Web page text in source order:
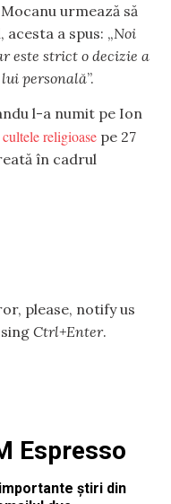
urmează să
a spus: „Noi
este strict o decizie a
personală”.
l-a numit pe Ion
religioase pe 27
în cadrul
please, notify us
Ctrl+Enter.
Espresso
știri din